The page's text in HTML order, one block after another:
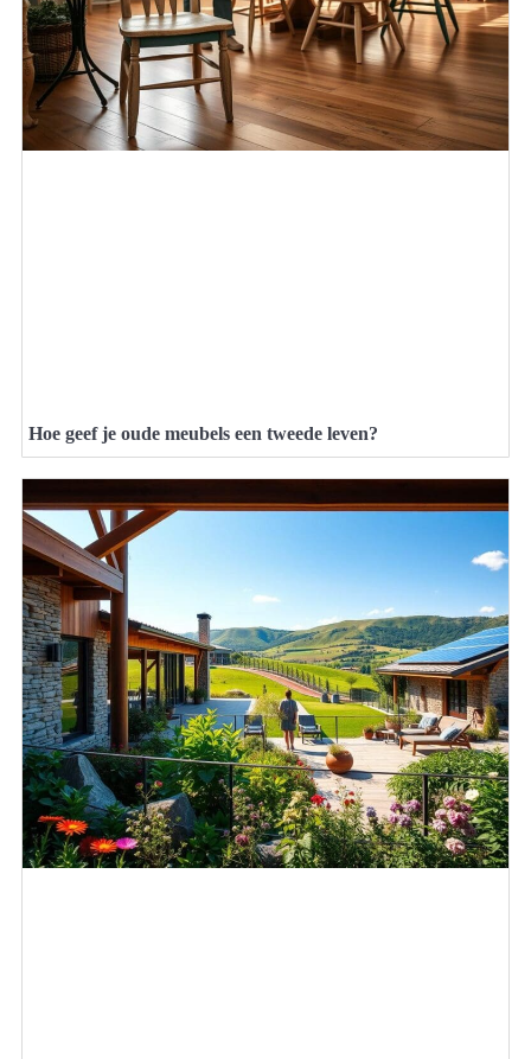
Hoe geef je oude meubels een tweede leven?